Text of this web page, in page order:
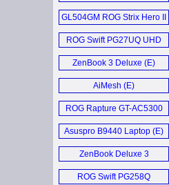
GL504GM ROG Strix Hero II
Laptop (E)
ROG Swift PG27UQ UHD
Gaming Monitor (D)
ZenBook 3 Deluxe (E)
AiMesh (E)
ROG Rapture GT-AC5300
Router (D)
Asuspro B9440 Laptop (E)
ZenBook Deluxe 3
Ultrabook (E)
ROG Swift PG258Q